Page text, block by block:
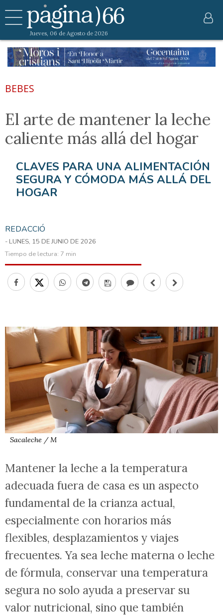
Jueves, 06 de Agosto de 2026
BEBES
El arte de mantener la leche
caliente más allá del hogar
CLAVES PARA UNA ALIMENTACIÓN
SEGURA Y CÓMODA MÁS ALLÁ DEL
HOGAR
REDACCIÓ
- LUNES, 15 DE JUNIO DE 2026
Tiempo de lectura: 7 min
Sacaleche / M
Mantener la leche a la temperatura
adecuada fuera de casa es un aspecto
fundamental de la crianza actual,
especialmente con horarios más
flexibles, desplazamientos y viajes
frecuentes. Ya sea leche materna o leche
de fórmula, conservar una temperatura
segura no solo ayuda a preservar su
valor nutricional, sino que también